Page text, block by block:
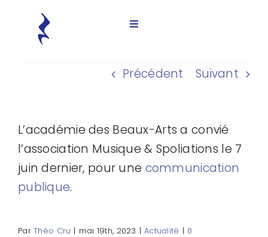
contenu
Toggle
Histoires de spoliations
Ressources
Précédent Suivant
L’académie des Beaux-Arts a convié
l’association Musique & Spoliations le 7
juin dernier, pour une communication
publique.
ParThéo Cru | mai 19th, 2023 | Actualité | 0